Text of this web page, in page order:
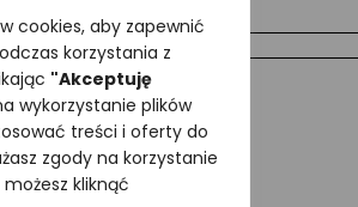
cookies, aby zapewnić
korzystania z
"Akceptuję
wykorzystanie plików
treści i oferty do
zgody na korzystanie
kliknąć